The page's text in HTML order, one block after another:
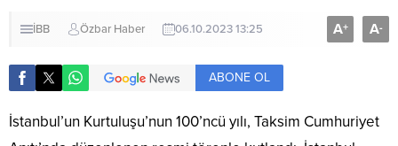
İBB Özbar Haber 06.10.2023 13:25 A+ A-
ABONE OL
İstanbul’un Kurtuluşu’nun 100’ncü yılı, Taksim Cumhuriyet